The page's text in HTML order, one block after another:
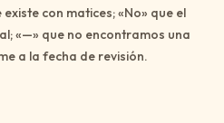
con matices; «No» que el
«—» que no encontramos una
a la fecha de revisión.